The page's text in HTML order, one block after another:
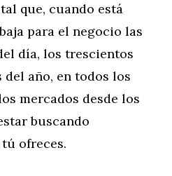
que, cuando está
para el negocio las
día, los trescientos
año, en todos los
mercados desde los
buscando
ofreces.